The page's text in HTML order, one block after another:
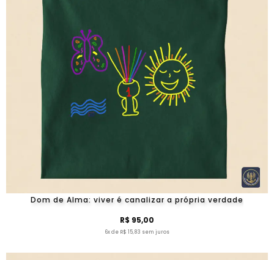
Dom de Alma: viver é canalizar a própria verdade
R$ 95,00
6x de R$ 15,83 sem juros